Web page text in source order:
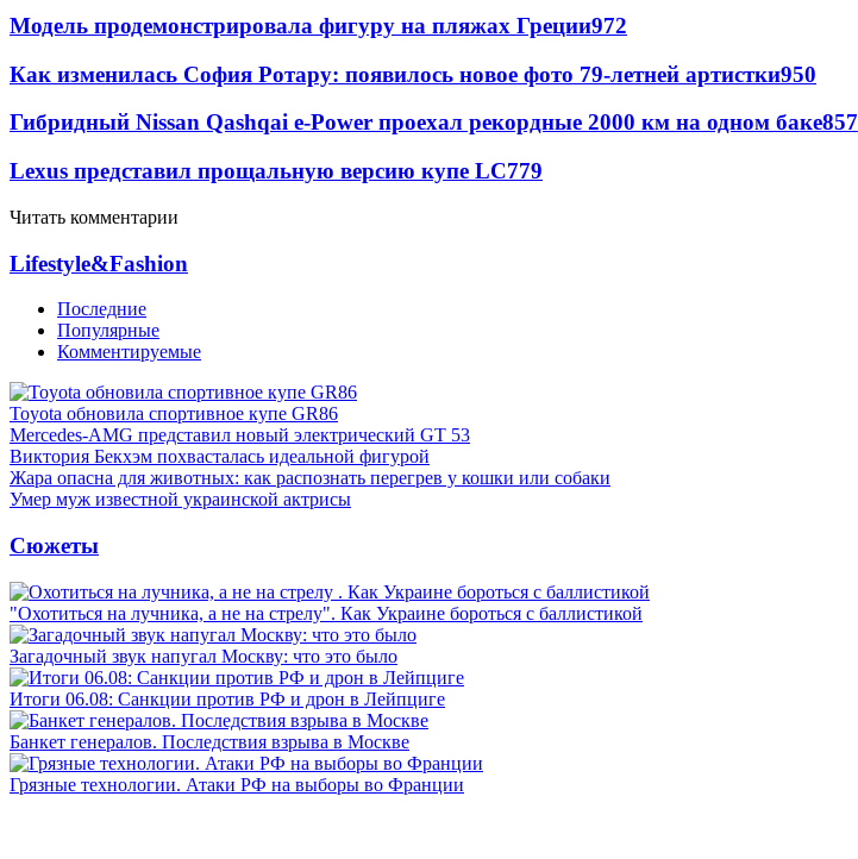
Модель продемонстрировала фигуру на пляжах Греции972
Как изменилась София Ротару: появилось новое фото 79-летней артистки950
Гибридный Nissan Qashqai e-Power проехал рекордные 2000 км на одном баке857
Lexus представил прощальную версию купе LC779
Читать комментарии
Lifestyle&Fashion
Последние
Популярные
Комментируемые
Toyota обновила спортивное купе GR86
Mercedes-AMG представил новый электрический GT 53
Виктория Бекхэм похвасталась идеальной фигурой
Жара опасна для животных: как распознать перегрев у кошки или собаки
Умер муж известной украинской актрисы
Сюжеты
"Охотиться на лучника, а не на стрелу". Как Украине бороться с баллистикой
Загадочный звук напугал Москву: что это было
Итоги 06.08: Санкции против РФ и дрон в Лейпциге
Банкет генералов. Последствия взрыва в Москве
Грязные технологии. Атаки РФ на выборы во Франции